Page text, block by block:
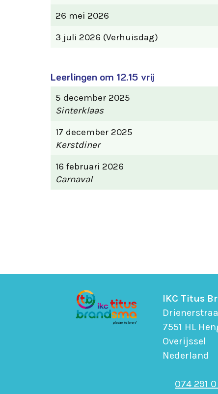
26 mei 2026
3 juli 2026 (Verhuisdag)
Leerlingen om 12.15 vrij
5 december 2025
Sinterklaas
17 december 2025
Kerstdiner
16 februari 2026
Carnaval
IKC Titus
7551 HL
Overijssel
Nederland
074 291